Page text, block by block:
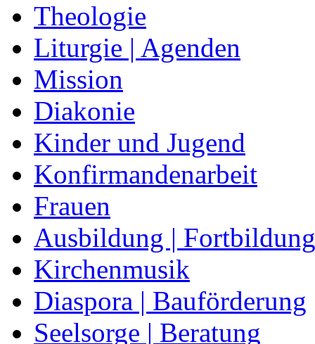
Theologie
Liturgie | Agenden
Mission
Diakonie
Kinder und Jugend
Konfirmandenarbeit
Frauen
Ausbildung | Fortbildung
Kirchenmusik
Diaspora | Bauförderung
Seelsorge | Beratung